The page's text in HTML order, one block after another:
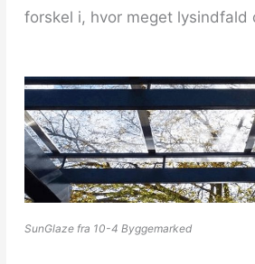
forskel i, hvor meget lysindfald
SunGlaze fra 10-4 Byggemarked